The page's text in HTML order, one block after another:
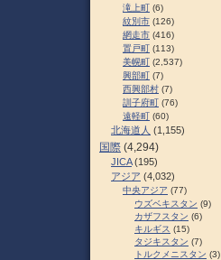
滝上町 (6)
紋別市 (126)
網走市 (416)
置戸町 (113)
美幌町 (2,537)
興部町 (7)
西興部村 (7)
訓子府町 (76)
遠軽町 (60)
北海道人 (1,155)
国際 (4,294)
JICA(195)
アジア (4,032)
中央アジア (77)
ウズベキスタン (9)
カザフスタン (6)
キルギス (15)
タジキスタン (7)
トルクメニスタン (3)